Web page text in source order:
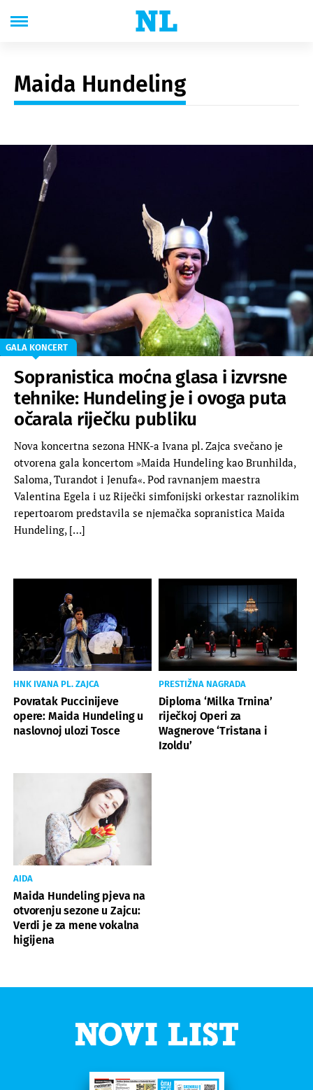
Maida Hundeling
GALA KONCERT
Sopranistica moćna glasa i izvrsne
tehnike: Hundeling je i ovoga puta
očarala riječku publiku
Nova koncertna sezona HNK-a Ivana pl. Zajca svečano je
otvorena gala koncertom »Maida Hundeling kao Brunhilda,
Saloma, Turandot i Jenufa«. Pod ravnanjem maestra
Valentina Egela i uz Riječki simfonijski orkestar raznolikim
repertoarom predstavila se njemačka sopranistica Maida
Hundeling, […]
HNK IVANA PL. ZAJCA
Povratak Puccinijeve
opere: Maida Hundeling u
naslovnoj ulozi Tosce
PRESTIŽNA NAGRADA
Diploma ‘Milka Trnina’
riječkoj Operi za
Wagnerove ‘Tristana i
Izoldu’
AIDA
Maida Hundeling pjeva na
otvorenju sezone u Zajcu:
Verdi je za mene vokalna
higijena